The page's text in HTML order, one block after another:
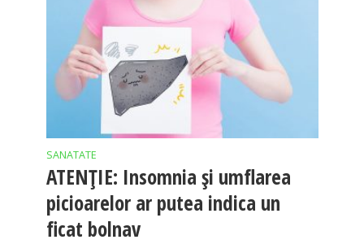
SANATATE
ATENȚIE: Insomnia și umflarea
picioarelor ar putea indica un
ficat bolnav